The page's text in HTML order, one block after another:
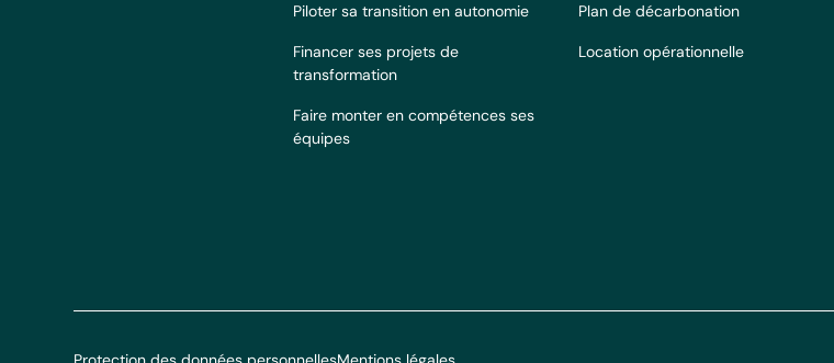
Piloter sa transition en autonomie
Financer ses projets de
transformation
Faire monter en compétences ses
équipes
Plan de décarbonation
Location opérationnelle